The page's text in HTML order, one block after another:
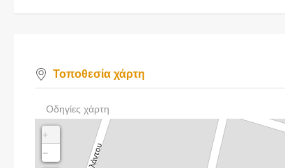
Τοποθεσία χάρτη
Οδηγίες χάρτη
+
−